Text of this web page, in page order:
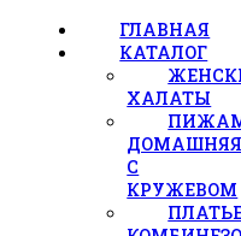
ГЛАВНАЯ
КАТАЛОГ
ХАЛАТЫ
ДОМАШНЯЯ
С
КРУЖЕВОМ